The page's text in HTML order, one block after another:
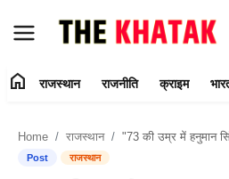
Contact Us
home राजस्थान राजनीति क्राइम
Home राजस्थान "73 की उम्र में हनुमान सिंह इंदा ने PHD कर साबित
Post राजस्थान